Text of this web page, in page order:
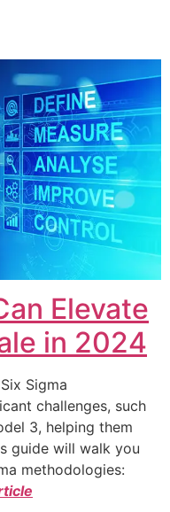
Elevate
in 2024
Sigma
challenges, such
3, helping them
guide will walk you
methodologies: